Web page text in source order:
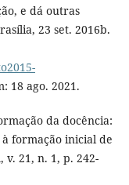
e dá outras
23 set. 2016b.
18 ago. 2021.
da docência:
formação inicial de
v. 21, n. 1, p. 242-